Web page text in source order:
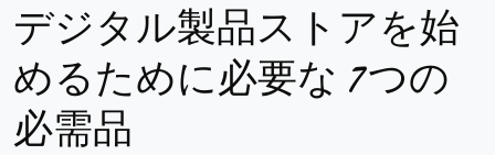
デジタル製品ストアを始
めるために必要な 7 つの
必需品